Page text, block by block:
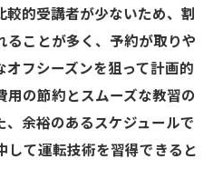
較的受講者が少ないため、割
ることが多く、予約が取りや
オフシーズンを狙って計画的
用の節約とスムーズな教習の
、余裕のあるスケジュールで
して運転技術を習得できると